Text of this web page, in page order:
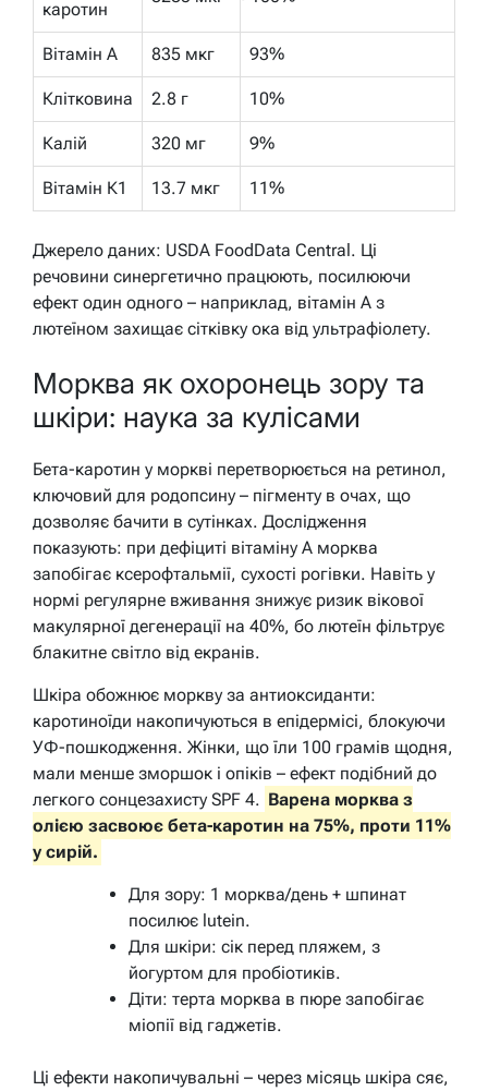
каротин
Вітамін А 835 мкг 93%
Клітковина 2.8 г 10%
Калій 320 мг 9%
Вітамін К1 13.7 мкг 11%
Джерело даних: USDA FoodData Central. Ці
речовини синергетично працюють, посилюючи
ефект один одного – наприклад, вітамін А з
лютеїном захищає сітківку ока від ультрафіолету.
Морква як охоронець зору та
шкіри: наука за кулісами
Бета-каротин у моркві перетворюється на ретинол,
ключовий для родопсину – пігменту в очах, що
дозволяє бачити в сутінках. Дослідження
показують: при дефіциті вітаміну А морква
запобігає ксерофтальмії, сухості рогівки. Навіть у
нормі регулярне вживання знижує ризик вікової
макулярної дегенерації на 40%, бо лютеїн фільтрує
блакитне світло від екранів.
Шкіра обожнює моркву за антиоксиданти:
каротиноїди накопичуються в епідермісі, блокуючи
УФ-пошкодження. Жінки, що їли 100 грамів щодня,
мали менше зморшок і опіків – ефект подібний до
легкого сонцезахисту SPF 4. Варена морква з
олією засвоює бета-каротин на 75%, проти 11%
у сирій.
Для зору: 1 морква/день + шпинат
посилює lutein.
Для шкіри: сік перед пляжем, з
йогуртом для пробіотиків.
Діти: терта морква в пюре запобігає
міопії від гаджетів.
Ці ефекти накопичувальні – через місяць шкіра сяє,